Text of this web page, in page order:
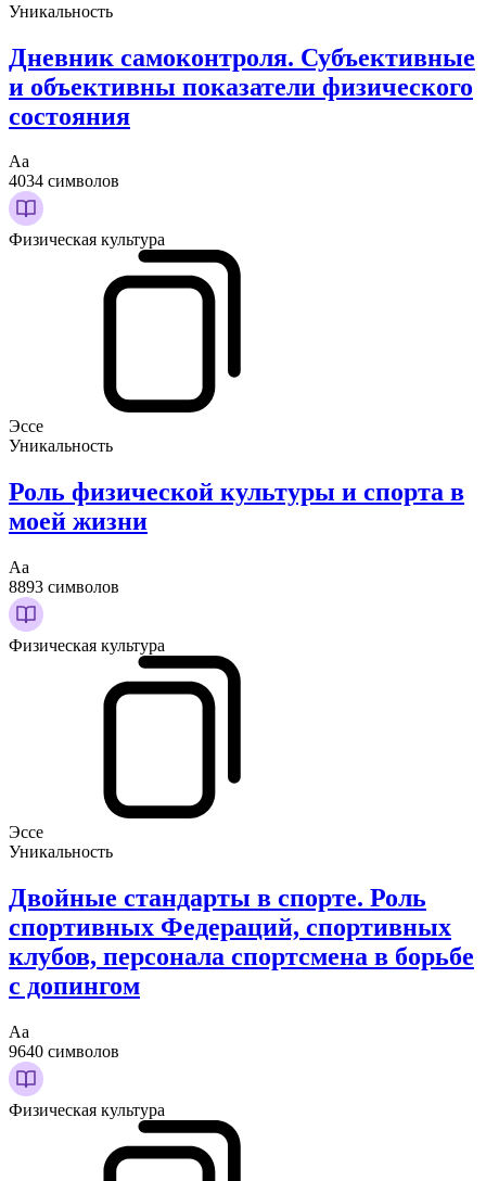
Уникальность
Дневник самоконтроля. Субъективные
и объективны показатели физического
состояния
Аа
4034 символов
Физическая культура
Эссе
Уникальность
Роль физической культуры и спорта в
моей жизни
Аа
8893 символов
Физическая культура
Эссе
Уникальность
Двойные стандарты в спорте. Роль
спортивных Федераций, спортивных
клубов, персонала спортсмена в борьбе
с допингом
Аа
9640 символов
Физическая культура